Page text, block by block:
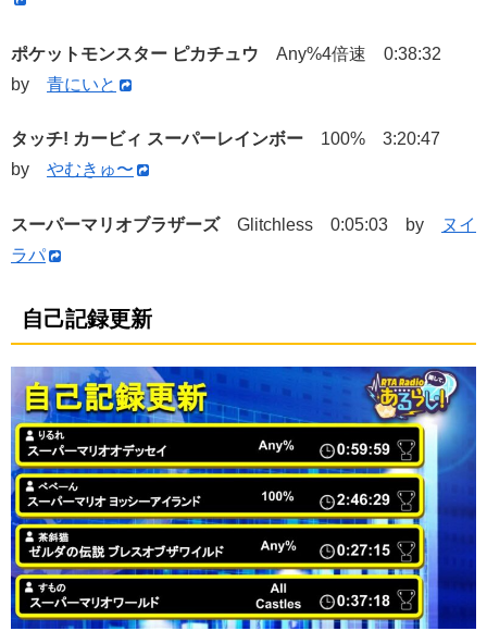
ポケットモンスター ピカチュウ Any%4倍速 0:38:32
by 青にいと
タッチ! カービィ スーパーレインボー 100% 3:20:47
by やむきゅ〜
スーパーマリオブラザーズ Glitchless 0:05:03 by
ヌイ
ラパ
自己記録更新